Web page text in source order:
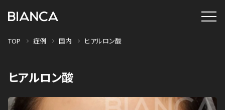
TOP 症例 国内 ヒアルロン酸
ヒアルロン酸